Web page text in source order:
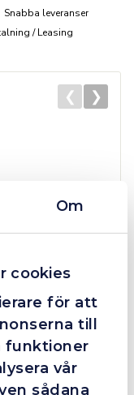
Om
cookies
för att
till
funktioner
vår
sådana
Snabba leveranser
/ Leasing
Reviews
lite strul med,
som förtjänar
❮ ❯